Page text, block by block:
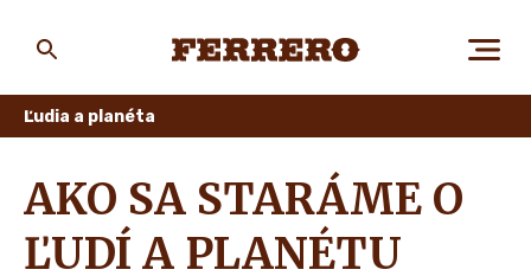
ĽUDIA A PLANÉTA
main
Ľudia a planéta
AKO SA STARÁME O
ĽUDÍ A PLANÉTU